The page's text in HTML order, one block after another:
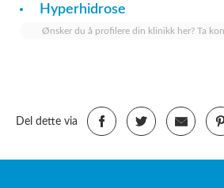
Hyperhidrose
Ønsker du å profilere din klinikk her? Ta
Del dette via